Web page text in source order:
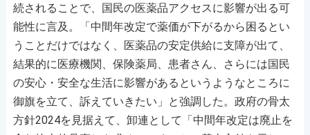
続されることで、国民の医薬品アクセスに影響が出る可
能性に言及。「中間年改定で薬価が下がるから困るとい
うことだけではなく、医薬品の安定供給に支障が出て、
結果的に医療機関、保険薬局、患者さん、さらには国民
の安心・安全な生活に影響があるというようなところに
御旗を立て、訴えていきたい」と強調した。政府の骨太
方針2024を見据えて、卸連として「中間年改定は廃止を